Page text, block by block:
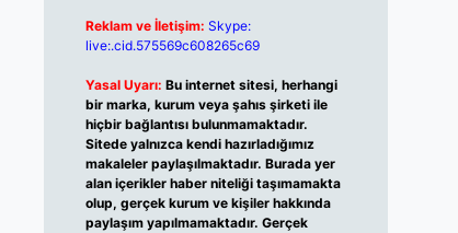
Reklam ve İletişim: Skype:
live:.cid.575569c608265c69
Yasal Uyarı: Bu internet sitesi, herhangi
bir marka, kurum veya şahıs şirketi ile
hiçbir bağlantısı bulunmamaktadır.
Sitede yalnızca kendi hazırladığımız
makaleler paylaşılmaktadır. Burada yer
alan içerikler haber niteliği taşımamakta
olup, gerçek kurum ve kişiler hakkında
paylaşım yapılmamaktadır. Gerçek